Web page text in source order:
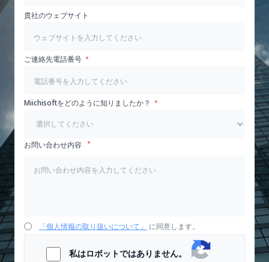
貴社のウェブサイト
ご連絡先電話番号
Miichisoftをどのように知りましたか？
お問い合わせ内容
「個人情報の取り扱いについて」 に同意します。
私はロボットではありません。